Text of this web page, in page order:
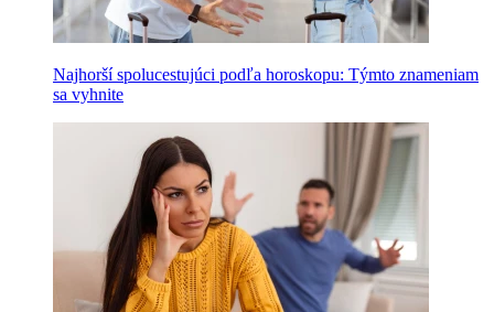
Najhorší spolucestujúci podľa horoskopu: Týmto znameniam
sa vyhnite